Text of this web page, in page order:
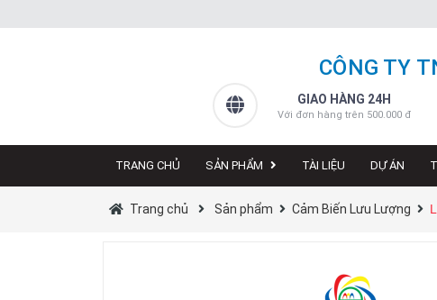
CÔNG TY
GIAO HÀNG 24H
Với đơn hàng trên 500.000 đ
TRANG CHỦ SẢN PHẨM TÀI LIỆU DỰ ÁN
Trang chủ Sản phẩm Cảm Biến Lưu Lượng